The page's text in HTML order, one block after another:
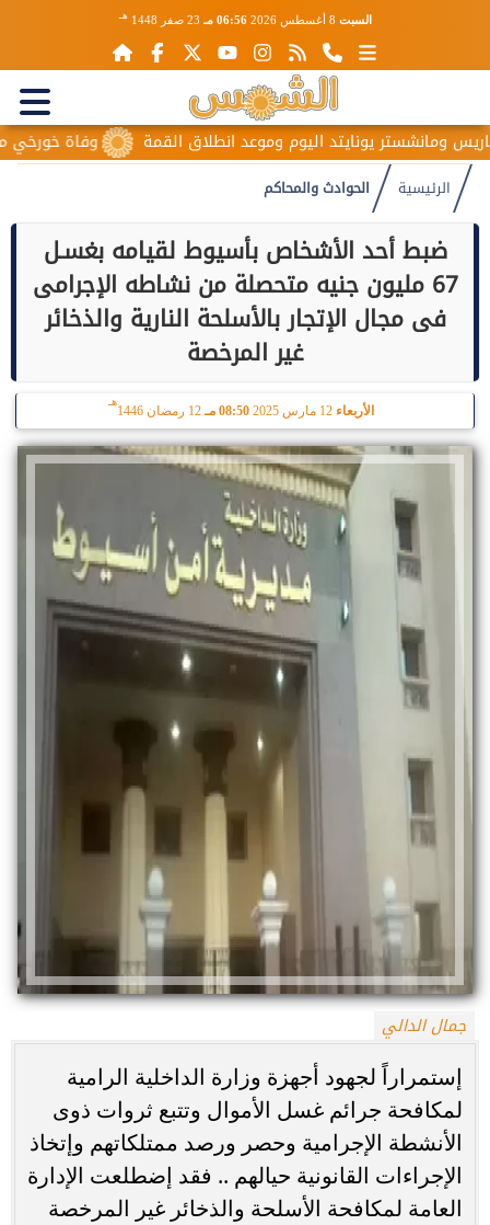
السبت 06:56 مـ 23 صفر 1448 هـ
وفاة خورخي ميسي ومانشستر يونايتد اليوم وموعد انطلاق القمة
الرئيسية الحوادث والمحاكم
ضبط أحد الأشخاص بأسيوط لقيامه بغسـل
67 مليون جنيه متحصلة من نشاطه الإجرامى
فى مجال الإتجار بالأسلحة النارية والذخائر
غير المرخصة
الأربعاء 12 مارس 2025 08:50 مـ 12 رمضان 1446
هـ
جمال الدالي
إستمراراً لجهود أجهزة وزارة الداخلية الرامية
لمكافحة جرائم غسل الأموال وتتبع ثروات ذوى
الأنشطة الإجرامية وحصر ورصد ممتلكاتهم وإتخاذ
الإجراءات القانونية حيالهم .. فقد إضطلعت الإدارة
العامة لمكافحة الأسلحة والذخائر غير المرخصة